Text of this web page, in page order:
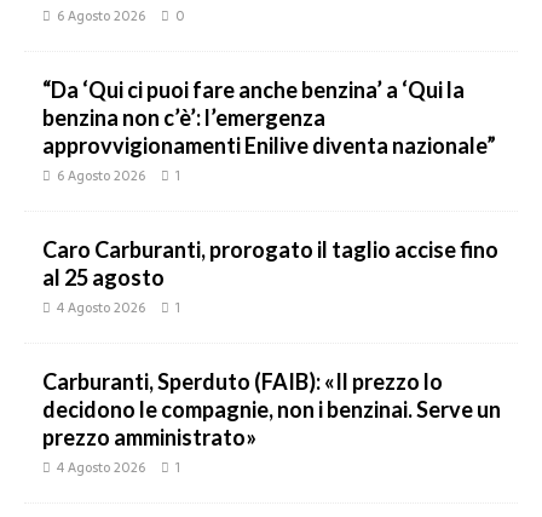
6 Agosto 2026 0
“Da ‘Qui ci puoi fare anche benzina’ a ‘Qui la
benzina non c’è’: l’emergenza
approvvigionamenti Enilive diventa nazionale”
6 Agosto 2026 1
Caro Carburanti, prorogato il taglio accise fino
al 25 agosto
4 Agosto 2026 1
Carburanti, Sperduto (FAIB): «Il prezzo lo
decidono le compagnie, non i benzinai. Serve un
prezzo amministrato»
4 Agosto 2026 1